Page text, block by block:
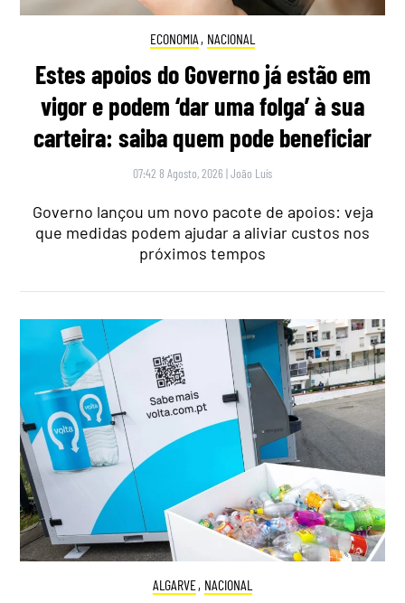
ECONOMIA , NACIONAL
Estes apoios do Governo já estão em
vigor e podem ‘dar uma folga’ à sua
carteira: saiba quem pode beneficiar
07:42 8 Agosto, 2026 |João Luís
Governo lançou um novo pacote de apoios: veja
que medidas podem ajudar a aliviar custos nos
próximos tempos
ALGARVE, NACIONAL